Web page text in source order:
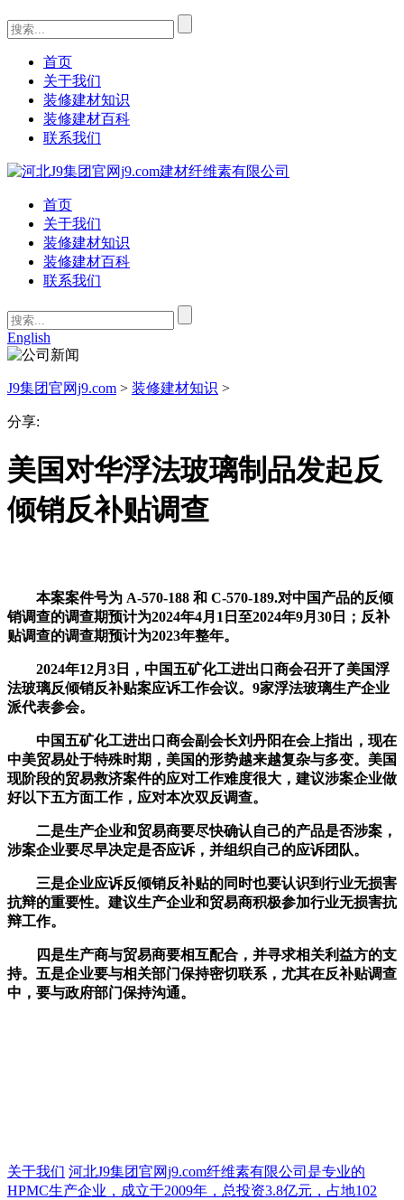
首页
关于我们
装修建材知识
装修建材百科
联系我们
首页
关于我们
装修建材知识
装修建材百科
联系我们
English
J9集团官网j9.com > 装修建材知识 >
分享:
美国对华浮法玻璃制品发起反
倾销反补贴调查
本案案件号为 A-570-188 和 C-570-189.对中国产品的反倾
销调查的调查期预计为2024年4月1日至2024年9月30日；反补
贴调查的调查期预计为2023年整年。
2024年12月3日，中国五矿化工进出口商会召开了美国浮
法玻璃反倾销反补贴案应诉工作会议。9家浮法玻璃生产企业
派代表参会。
中国五矿化工进出口商会副会长刘丹阳在会上指出，现在
中美贸易处于特殊时期，美国的形势越来越复杂与多变。美国
现阶段的贸易救济案件的应对工作难度很大，建议涉案企业做
好以下五方面工作，应对本次双反调查。
二是生产企业和贸易商要尽快确认自己的产品是否涉案，
涉案企业要尽早决定是否应诉，并组织自己的应诉团队。
三是企业应诉反倾销反补贴的同时也要认识到行业无损害
抗辩的重要性。建议生产企业和贸易商积极参加行业无损害抗
辩工作。
四是生产商与贸易商要相互配合，并寻求相关利益方的支
持。五是企业要与相关部门保持密切联系，尤其在反补贴调查
中，要与政府部门保持沟通。
关于我们 河北J9集团官网j9.com纤维素有限公司是专业的
HPMC生产企业，成立于2009年，总投资3.8亿元，占地102